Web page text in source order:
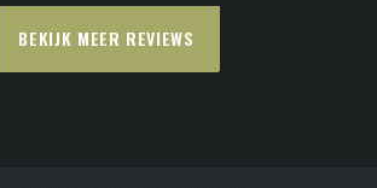
BEKIJK MEER REVIEWS